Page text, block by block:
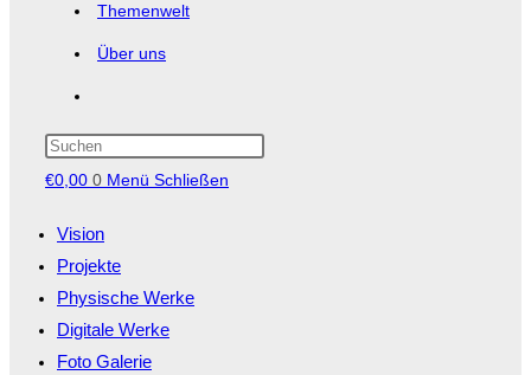
Themenwelt
Über uns
Suche
umschalten
€0,00 0 Menü Schließen
Vision
Projekte
Physische Werke
Digitale Werke
Foto Galerie